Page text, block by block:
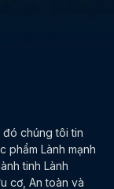
đó chúng tôi tin
phẩm Lành mạnh
tinh Lành
cơ, An toàn và